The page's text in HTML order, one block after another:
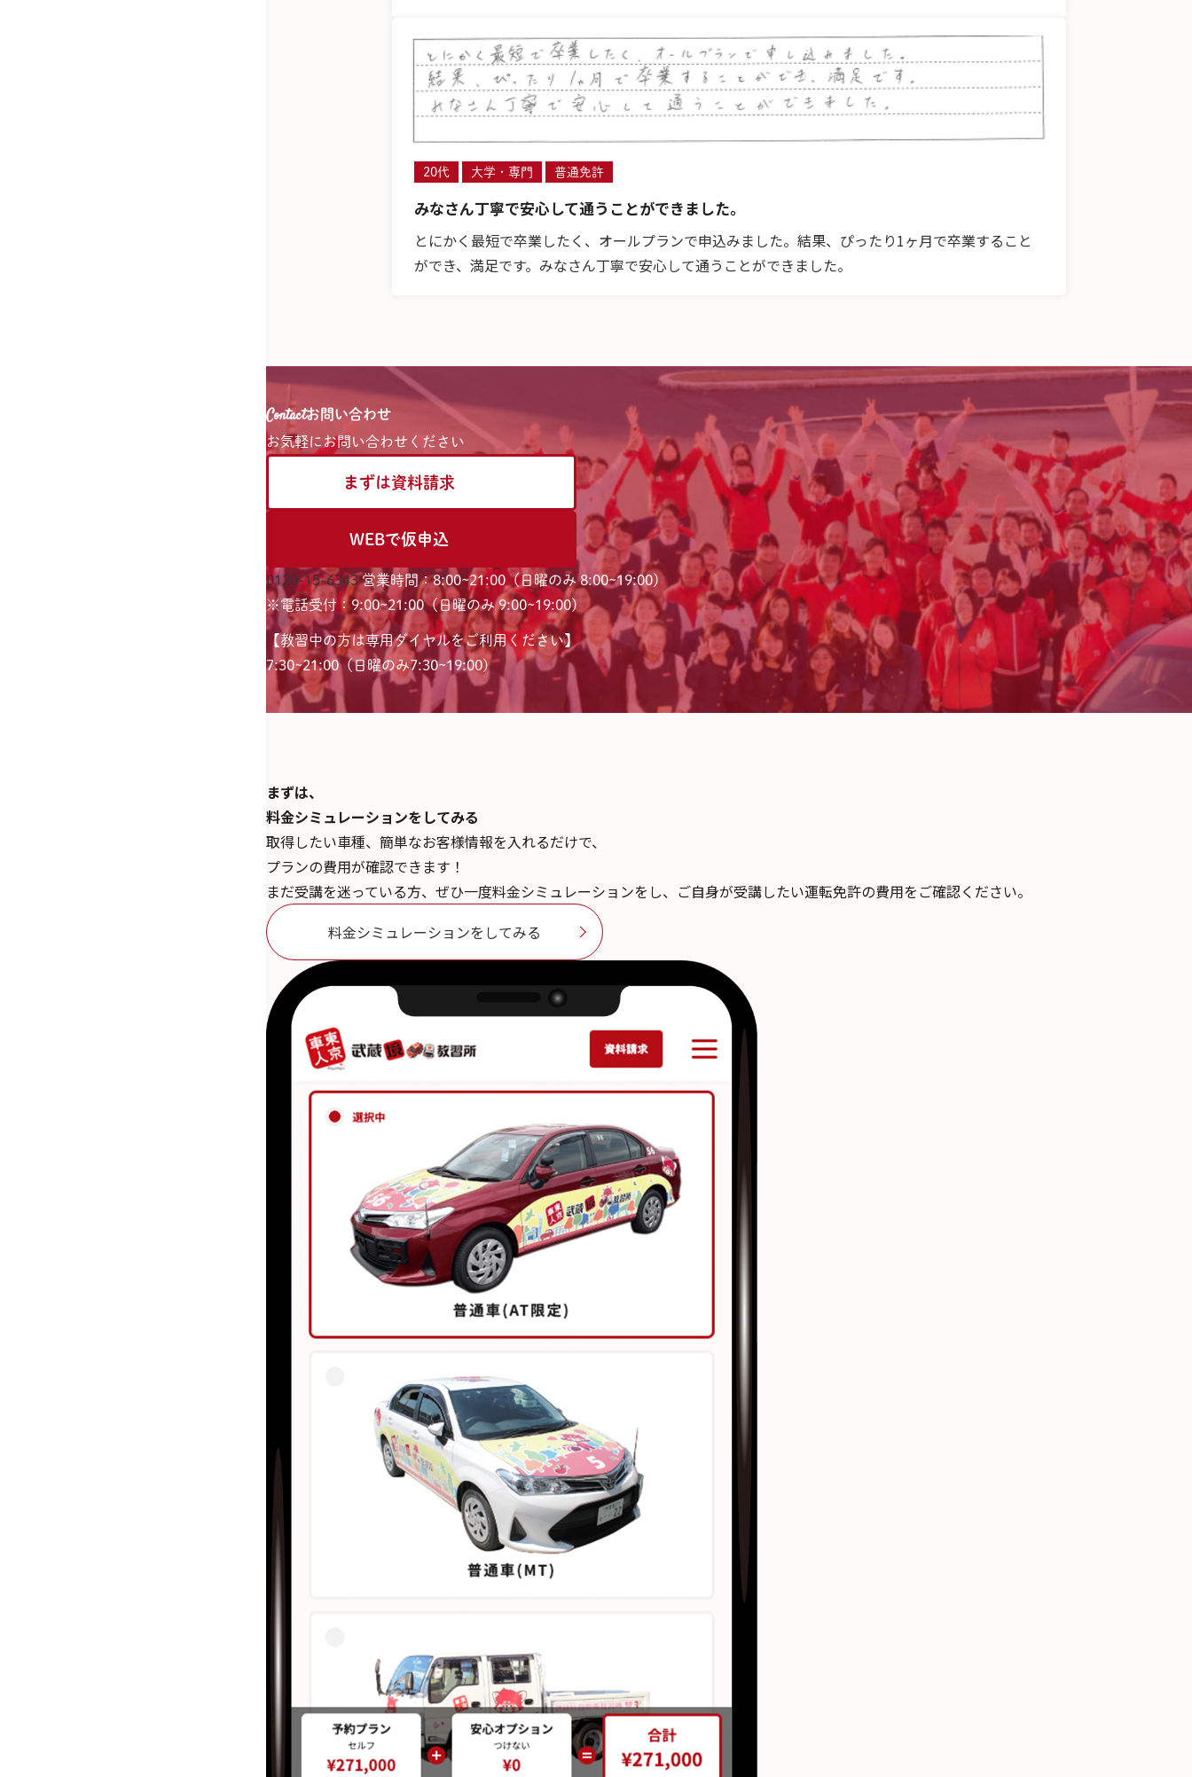
20代 大学・専門 普通免許
みなさん丁寧で安心して通うことができました。
とにかく最短で卒業したく、オールプランで申込みました。結果、ぴったり1ヶ月で卒業すること
ができ、満足です。みなさん丁寧で安心して通うことができました。
Contactお問い合わせ
お気軽に お問い合わせください
まずは資料請求
WEBで仮申込
0120-15-6343 営業時間：8:00~21:00（日曜のみ 8:00~19:00）
※電話受付：9:00~21:00（日曜のみ 9:00~19:00）
【教習中の方は専用ダイヤルをご利用ください】
7:30~21:00（日曜のみ7:30~19:00)
まずは、
料金シミュレーションをしてみる
取得したい車種、簡単なお客様情報を入れるだけで、
プランの費用が確認できます！
まだ受講を迷っている方、ぜひ一度料金シミュレーションをし、ご自身が受講したい運転免許の費用をご確認ください。
料金シミュレーションをしてみる